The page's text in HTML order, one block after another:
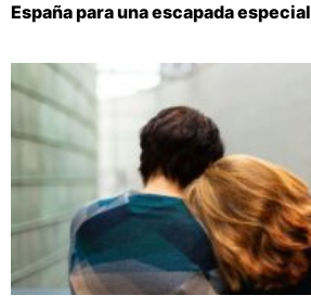
España para una escapada especial